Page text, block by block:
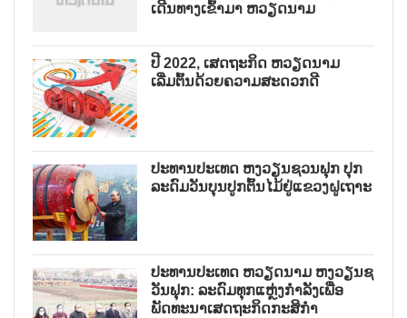
ເດີນທາງເຂົ້າມາ ຫວຽດນາມ
ປີ 2022, ເສດຖະກິດ ຫວຽດນາມ
ເລີ່ມຕົ້ນດ້ວຍຄວາມສະດວກດີ
ປະທານປະເທດ ຫງວຽນຊວນຟຸກ ປຸກ
ລະດົມວັນບຸນປູກຕົ້ນໄມ້ຢູ່ແຂວງຝູເຖາະ
ປະທານປະເທດ ຫວຽດນາມ ຫງວຽນຊ
ວັນຟຸກ: ລະດົມທຸກແຫຼ່ງກຳລັງເພື່ອ
ພັດທະນາເສດຖະກິດກະສິກຳ